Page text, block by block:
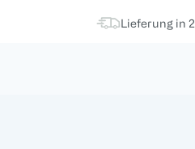
Lieferung in